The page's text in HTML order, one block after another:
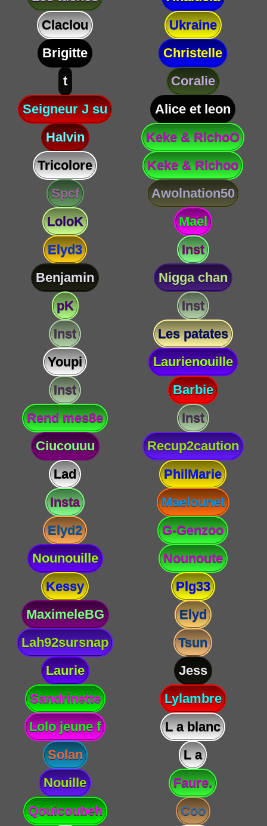
Claclou
Ukraine
Brigitte
Christelle
t
Coralie
Seigneur J su
Alice et leon
Halvin
Keke & RichoO
Tricolore
Keke & Richoo
Spcf
Awolnation50
LoloK
Mael
Elyd3
Inst
Benjamin
Nigga chan
pK
Inst
Inst
Les patates
Youpi
Laurienouille
Inst
Barbie
Rend mes8e
Inst
Ciucouuu
Recup2caution
Lad
PhilMarie
Insta
Maelounet
Elyd2
G-Genzoo
Nounouille
Nounoute
Kessy
Plg33
MaximeleBG
Elyd
Lah92sursnap
Tsun
Laurie
Jess
Sandrinette
Lylambre
Lolo jeune f
L a blanc
Solan
L a
Nouille
Faure.
Qouicoubeh
Coo